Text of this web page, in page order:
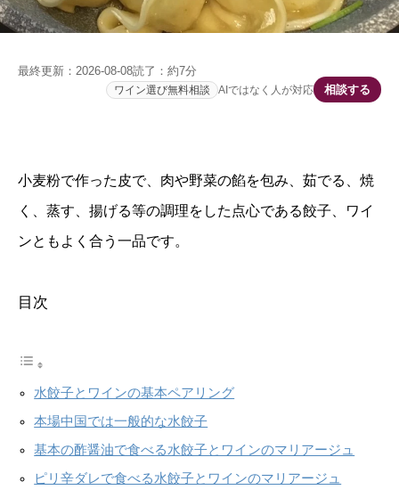
最終更新： 2026-08-08読了： 約7分
ワイン選び無料相談 AIではなく人が対応 相談する
小麦粉で作った皮で、肉や野菜の餡を包み、茹でる、焼
く、蒸す、揚げる等の調理をした点心である餃子、ワイ
ンともよく合う一品です。
目次
水餃子とワインの基本ペアリング
本場中国では一般的な水餃子
基本の酢醤油で食べる水餃子とワインのマリアージュ
ピリ辛ダレで食べる水餃子とワインのマリアージュ